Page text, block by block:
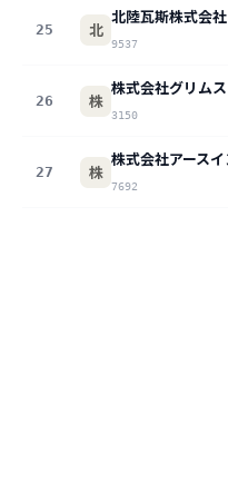
25 北
北陸瓦斯株式会社
9537
26 株
株式会社グリムス
3150
27 株
7692